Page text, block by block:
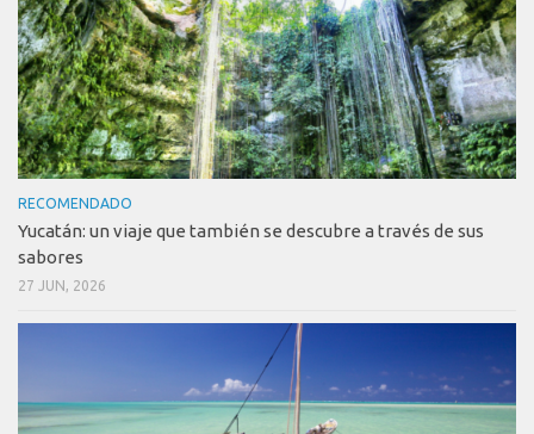
RECOMENDADO
Yucatán: un viaje que también se descubre a través de sus
sabores
27 JUN, 2026